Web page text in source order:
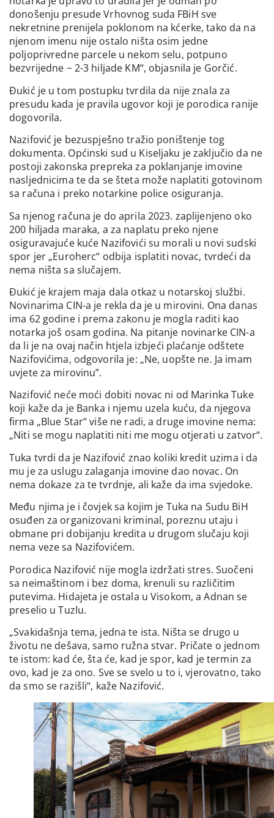
donošenju presude Vrhovnog suda FBiH sve
nekretnine prenijela poklonom na kćerke, tako da na
njenom imenu nije ostalo ništa osim jedne
poljoprivredne parcele u nekom selu, potpuno
bezvrijedne − 2-3 hiljade KM“, objasnila je Gorčić.
Đukić je u tom postupku tvrdila da nije znala za
presudu kada je pravila ugovor koji je porodica ranije
dogovorila.
Nazifović je bezuspješno tražio poništenje tog
dokumenta. Općinski sud u Kiseljaku je zaključio da ne
postoji zakonska prepreka za poklanjanje imovine
nasljednicima te da se šteta može naplatiti gotovinom
sa računa i preko notarkine police osiguranja.
Sa njenog računa je do aprila 2023. zaplijenjeno oko
200 hiljada maraka, a za naplatu preko njene
osiguravajuće kuće Nazifovići su morali u novi sudski
spor jer „Euroherc“ odbija isplatiti novac, tvrdeći da
nema ništa sa slučajem.
Đukić je krajem maja dala otkaz u notarskoj službi.
Novinarima CIN-a je rekla da je u mirovini. Ona danas
ima 62 godine i prema zakonu je mogla raditi kao
notarka još osam godina. Na pitanje novinarke CIN-a
da li je na ovaj način htjela izbjeći plaćanje odštete
Nazifovićima, odgovorila je: „Ne, uopšte ne. Ja imam
uvjete za mirovinu”.
Nazifović neće moći dobiti novac ni od Marinka Tuke
koji kaže da je Banka i njemu uzela kuću, da njegova
firma „Blue Star“ više ne radi, a druge imovine nema:
„Niti se mogu naplatiti niti me mogu otjerati u zatvor“.
Tuka tvrdi da je Nazifović znao koliki kredit uzima i da
mu je za uslugu zalaganja imovine dao novac. On
nema dokaze za te tvrdnje, ali kaže da ima svjedoke.
Među njima je i čovjek sa kojim je Tuka na Sudu BiH
osuđen za organizovani kriminal, poreznu utaju i
obmane pri dobijanju kredita u drugom slučaju koji
nema veze sa Nazifovićem.
Porodica Nazifović nije mogla izdržati stres. Suočeni
sa neimaštinom i bez doma, krenuli su različitim
putevima. Hidajeta je ostala u Visokom, a Adnan se
preselio u Tuzlu.
„Svakidašnja tema, jedna te ista. Ništa se drugo u
životu ne dešava, samo ružna stvar. Pričate o jednom
te istom: kad će, šta će, kad je spor, kad je termin za
ovo, kad je za ono. Sve se svelo u to i, vjerovatno, tako
da smo se razišli“, kaže Nazifović.